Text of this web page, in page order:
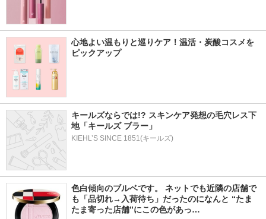
心地よい温もりと巡りケア！温活・炭酸コスメを
ピックアップ
キールズならでは!? スキンケア発想の毛穴レス下
地「キールズ ブラー」
KIEHL’S SINCE 1851(キールズ)
色白傾向のブルベです。 ネットでも近隣の店舗で
も「品切れ→入荷待ち」だったのになんと “たま
たま寄った店舗”にこの色があっ…